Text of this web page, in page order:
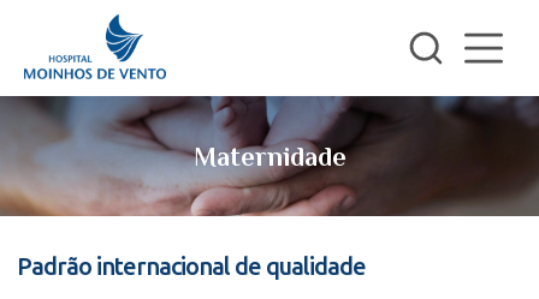
Maternidade
Padrão internacional de qualidade